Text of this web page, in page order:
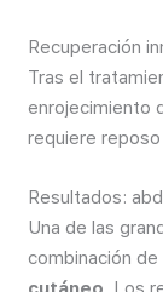
Recuperación
Tras el
enrojecimiento
requiere
Resultados:
Una de las
combinación de